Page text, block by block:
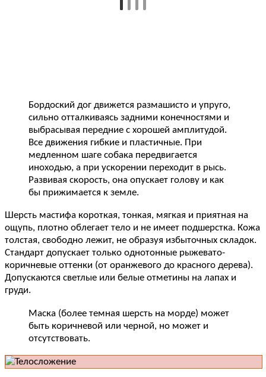
Бордоский дог движется размашисто и упруго,
сильно отталкиваясь задними конечностями и
выбрасывая передние с хорошей амплитудой.
Все движения гибкие и пластичные. При
медленном шаге собака передвигается
иноходью, а при ускорении переходит в рысь.
Развивая скорость, она опускает голову и как
бы прижимается к земле.
Шерсть мастифа короткая, тонкая, мягкая и приятная на
ощупь, плотно облегает тело и не имеет подшерстка. Кожа
толстая, свободно лежит, не образуя избыточных складок.
Стандарт допускает только однотонные рыжевато-
коричневые оттенки (от оранжевого до красного дерева).
Допускаются светлые или белые отметины на лапах и
груди.
Маска (более темная шерсть на морде) может
быть коричневой или черной, но может и
отсутствовать.